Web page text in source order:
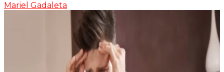
Mariel Gadaleta